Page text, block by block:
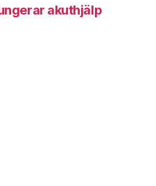
akuthjälp